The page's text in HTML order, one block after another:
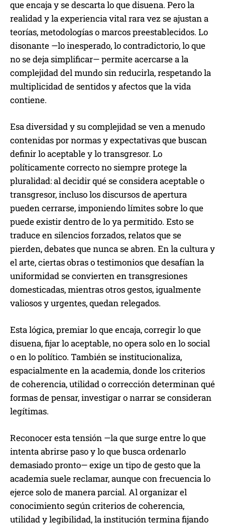
que encaja y se descarta lo que disuena. Pero la
realidad y la experiencia vital rara vez se ajustan a
teorías, metodologías o marcos preestablecidos. Lo
disonante —lo inesperado, lo contradictorio, lo que
no se deja simplificar— permite acercarse a la
complejidad del mundo sin reducirla, respetando la
multiplicidad de sentidos y afectos que la vida
contiene.
Esa diversidad y su complejidad se ven a menudo
contenidas por normas y expectativas que buscan
definir lo aceptable y lo transgresor. Lo
políticamente correcto no siempre protege la
pluralidad: al decidir qué se considera aceptable o
transgresor, incluso los discursos de apertura
pueden cerrarse, imponiendo límites sobre lo que
puede existir dentro de lo ya permitido. Esto se
traduce en silencios forzados, relatos que se
pierden, debates que nunca se abren. En la cultura y
el arte, ciertas obras o testimonios que desafían la
uniformidad se convierten en transgresiones
domesticadas, mientras otros gestos, igualmente
valiosos y urgentes, quedan relegados.
Esta lógica, premiar lo que encaja, corregir lo que
disuena, fijar lo aceptable, no opera solo en lo social
o en lo político. También se institucionaliza,
espacialmente en la academia, donde los criterios
de coherencia, utilidad o corrección determinan qué
formas de pensar, investigar o narrar se consideran
legítimas.
Reconocer esta tensión —la que surge entre lo que
intenta abrirse paso y lo que busca ordenarlo
demasiado pronto— exige un tipo de gesto que la
academia suele reclamar, aunque con frecuencia lo
ejerce solo de manera parcial. Al organizar el
conocimiento según criterios de coherencia,
utilidad y legibilidad, la institución termina fijando